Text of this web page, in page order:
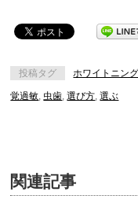
投稿タグ ホワイトニング
覚過敏 虫歯 ,選び方 ,選ぶ
関連記事